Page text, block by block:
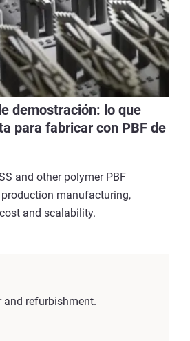
demostración: lo que
para fabricar con PBF de
and other polymer PBF
manufacturing,
and scalability.
and refurbishment.